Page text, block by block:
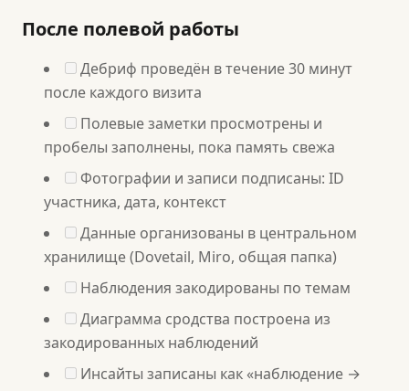
После полевой работы
Дебриф проведён в течение 30 минут
после каждого визита
Полевые заметки просмотрены и
пробелы заполнены, пока память свежа
Фотографии и записи подписаны: ID
участника, дата, контекст
Данные организованы в центральном
хранилище (Dovetail, Miro, общая папка)
Наблюдения закодированы по темам
Диаграмма сродства построена из
закодированных наблюдений
Инсайты записаны как «наблюдение →